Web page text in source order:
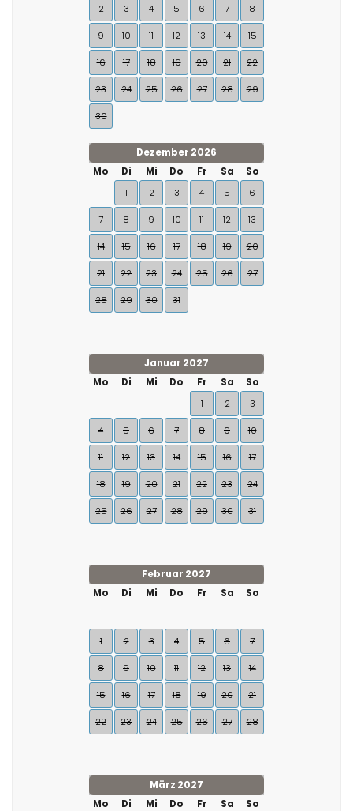
2 3 4 5 6 7 8
9 10 11 12 13 14 15
16 17 18 19 20 21 22
23 24 25 26 27 28 29
30
Dezember 2026
Mo
Di Mi Do Fr Sa
So
1
2 3 4 5 6
7 8 9 10 11 12 13
14 15 16 17 18 19 20
21 22 23 24 25 26 27
28 29 30 31
Januar 2027
Mo
Di Mi Do Fr Sa
So
1
2 3
4 5 6 7 8 9 10
11 12 13 14 15 16 17
18 19 20 21 22 23 24
25 26 27 28 29 30 31
Februar 2027
Mo
Di Mi Do Fr Sa So
1 2 3 4 5 6 7
8 9 10 11 12 13 14
15 16 17 18 19 20 21
22 23 24 25 26 27 28
März 2027
Mo
Di Mi Do Fr Sa So